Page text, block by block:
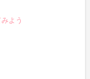
よう